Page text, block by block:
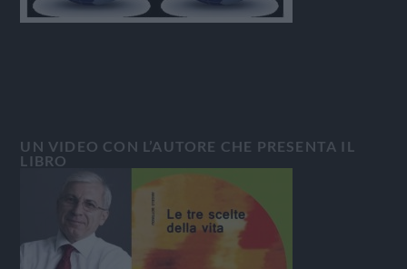
UN VIDEO CON L’AUTORE CHE PRESENTA IL
LIBRO